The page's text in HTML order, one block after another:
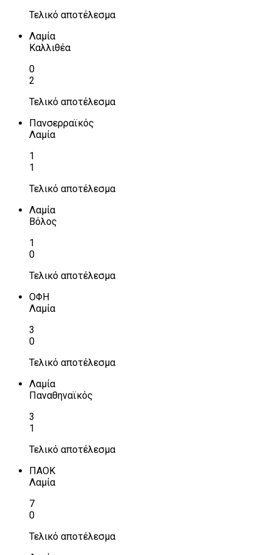
Τελικό αποτέλεσμα
Λαμία
Καλλιθέα
0
2
Τελικό αποτέλεσμα
Πανσερραϊκός
Λαμία
1
1
Τελικό αποτέλεσμα
Λαμία
Βόλος
1
0
Τελικό αποτέλεσμα
ΟΦΗ
Λαμία
3
0
Τελικό αποτέλεσμα
Λαμία
Παναθηναϊκός
3
1
Τελικό αποτέλεσμα
ΠΑΟΚ
Λαμία
7
0
Τελικό αποτέλεσμα